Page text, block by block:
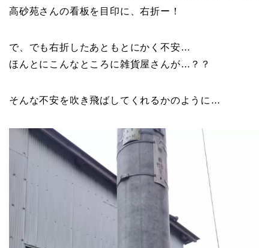
高砂苑さんの看板を目印に、右折ー！
で、でも右折したあともとにかく不安…
ほんとにこんなところに雑貨屋さんが…？？
そんな不安を吹き飛ばしてくれるかのように…